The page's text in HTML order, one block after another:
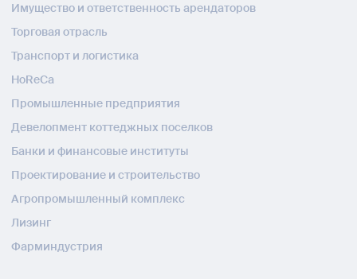
Имущество и ответственность арендаторов
Торговая отрасль
Транспорт и логистика
HoReCa
Промышленные предприятия
Девелопмент коттеджных поселков
Банки и финансовые институты
Проектирование и строительство
Агропромышленный комплекс
Лизинг
Фарминдустрия